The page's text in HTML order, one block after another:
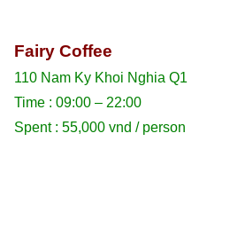
Fairy Coffee
110 Nam Ky Khoi Nghia Q1
Time : 09:00 – 22:00
Spent : 55,000 vnd / person